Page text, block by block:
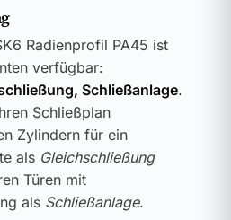
Radienprofil PA45 ist
verfügbar:
Schließanlage.
Schließplan
Zylindern für ein
als Gleichschließung
Türen mit
als Schließanlage.